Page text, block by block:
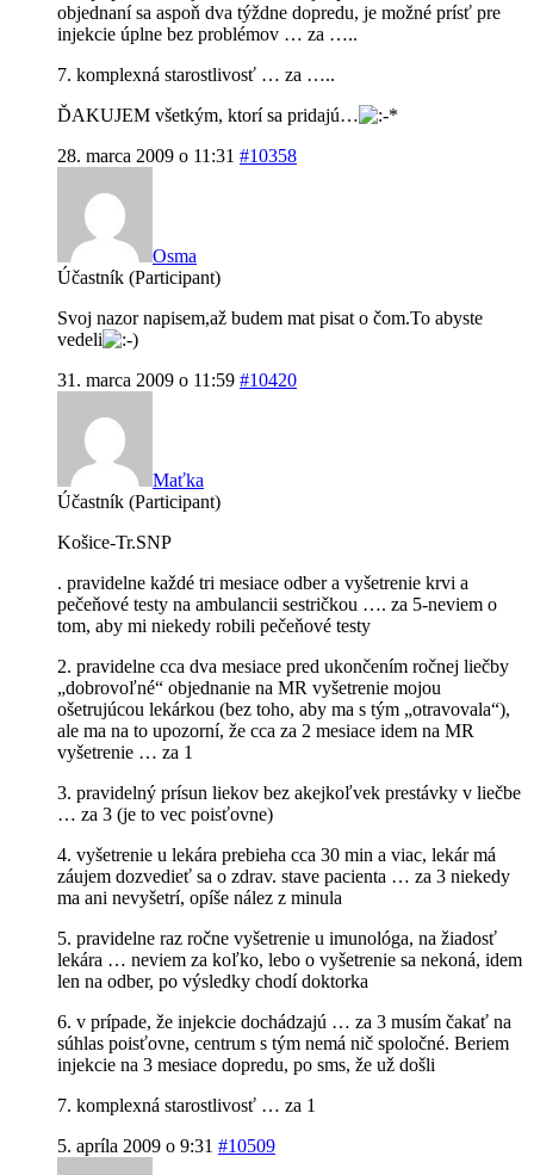
objednaní sa aspoň dva týždne dopredu, je možné prísť pre
injekcie úplne bez problémov … za …..
7. komplexná starostlivosť … za …..
ĎAKUJEM všetkým, ktorí sa pridajú…
28. marca 2009 o 11:31 #10358
Osma
Účastník (Participant)
Svoj nazor napisem,až budem mat pisat o čom.To abyste
vedeli
31. marca 2009 o 11:59 #10420
Maťka
Účastník (Participant)
Košice-Tr.SNP
. pravidelne každé tri mesiace odber a vyšetrenie krvi a
pečeňové testy na ambulancii sestričkou …. za 5-neviem o
tom, aby mi niekedy robili pečeňové testy
2. pravidelne cca dva mesiace pred ukončením ročnej liečby
„dobrovoľné“ objednanie na MR vyšetrenie mojou
ošetrujúcou lekárkou (bez toho, aby ma s tým „otravovala“),
ale ma na to upozorní, že cca za 2 mesiace idem na MR
vyšetrenie … za 1
3. pravidelný prísun liekov bez akejkoľvek prestávky v liečbe
… za 3 (je to vec poisťovne)
4. vyšetrenie u lekára prebieha cca 30 min a viac, lekár má
záujem dozvedieť sa o zdrav. stave pacienta … za 3 niekedy
ma ani nevyšetrí, opíše nález z minula
5. pravidelne raz ročne vyšetrenie u imunológa, na žiadosť
lekára … neviem za koľko, lebo o vyšetrenie sa nekoná, idem
len na odber, po výsledky chodí doktorka
6. v prípade, že injekcie dochádzajú … za 3 musím čakať na
súhlas poisťovne, centrum s tým nemá nič spoločné. Beriem
injekcie na 3 mesiace dopredu, po sms, že už došli
7. komplexná starostlivosť … za 1
5. apríla 2009 o 9:31 #10509